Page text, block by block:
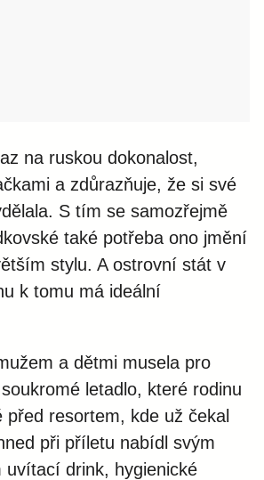
na ruskou dokonalost,
a zdůrazňuje, že si své
S tím se samozřejmě
také potřeba ono jmění
stylu. A ostrovní stát v
k tomu má ideální
a dětmi musela pro
letadlo, které rodinu
před resortem, kde už čekal
při příletu nabídl svým
uvítací drink, hygienické